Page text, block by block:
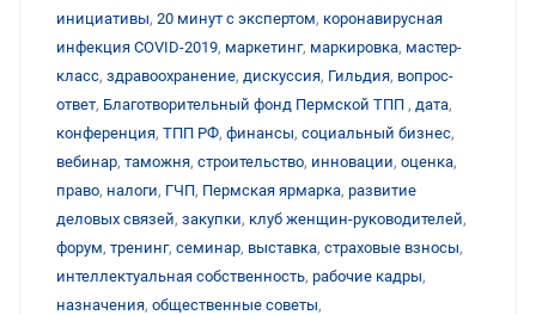
инициативы, 20 минут с экспертом, коронавирусная
инфекция COVID-2019, маркетинг, маркировка, мастер-
класс, здравоохранение, дискуссия, Гильдия, вопрос-
ответ, Благотворительный фонд Пермской ТПП , дата,
конференция, ТПП РФ, финансы, социальный бизнес,
вебинар, таможня, строительство, инновации, оценка,
право, налоги, ГЧП, Пермская ярмарка, развитие
деловых связей, закупки, клуб женщин-руководителей,
форум, тренинг, семинар, выставка, страховые взносы,
интеллектуальная собственность, рабочие кадры,
назначения, общественные советы,